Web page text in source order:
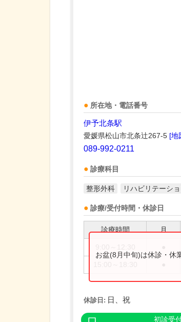
所在地・電話番号
伊予北条駅
愛媛県松山市北条辻267-5 [地
089-992-0211
診療科目
整形外科 リハビリテーシ
診療/受付時間・休診日
診療時間 月
お盆(8月中旬)は休診・休
休診日: 日、祝
初診受